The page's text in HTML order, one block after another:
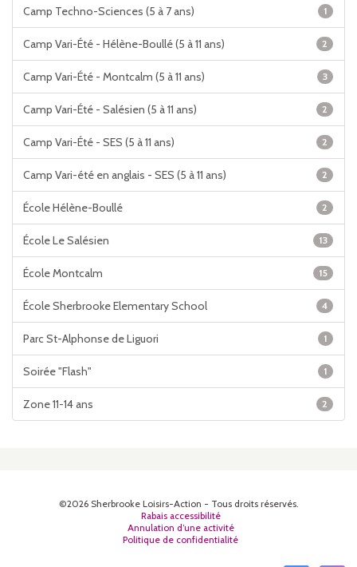
Camp Techno-Sciences (5 à 7 ans) 1
Camp Vari-Été - Hélène-Boullé (5 à 11 ans) 2
Camp Vari-Été - Montcalm (5 à 11 ans) 3
Camp Vari-Été - Salésien (5 à 11 ans) 2
Camp Vari-Été - SES (5 à 11 ans) 2
Camp Vari-été en anglais - SES (5 à 11 ans) 2
École Hélène-Boullé 2
École Le Salésien 13
École Montcalm 15
École Sherbrooke Elementary School 4
Parc St-Alphonse de Liguori 1
Soirée "Flash" 1
Zone 11-14 ans 2
©2026 Sherbrooke Loisirs-Action - Tous droits réservés.
Rabais accessibilité
Annulation d’une activité
Politique de confidentialité